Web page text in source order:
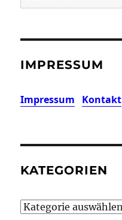
nach:
IMPRESSUM
Impressum Kontakt
KATEGORIEN
Kategorien